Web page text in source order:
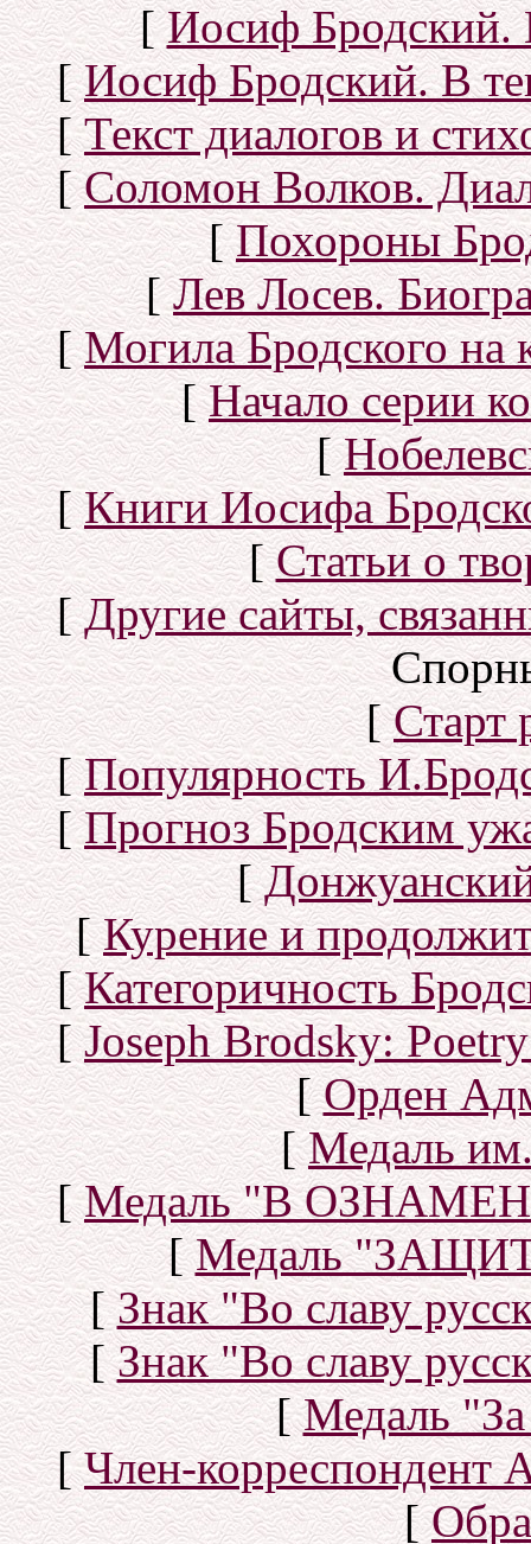
[Иосиф Бродский.
[Иосиф Бродский. В
[Текст диалогов и
[Соломон Волков.
[Похороны
[Лев Лосев.
[Могила Бродского
[Начало серии
[
[Книги Иосифа
[Статьи о
[Другие сайты,
[Старт
[Популярность
[Прогноз Бродским
[
[Курение и
[Категоричность
[Joseph Brodsky:
[Орден
[Медаль
[Медаль "В
[Медаль
[Знак "Во славу
[Знак "Во славу
[Медаль "За
[Член-
[